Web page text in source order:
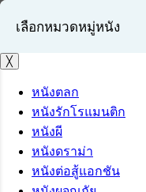
เข้าสู่ระบบ
สมัครสมาชิก
เลือกหมวดหมู่หนัง
╳
หนังตลก
หนังรักโรแมนติก
หนังผี
หนังดราม่า
หนังต่อสู้แอกชัน